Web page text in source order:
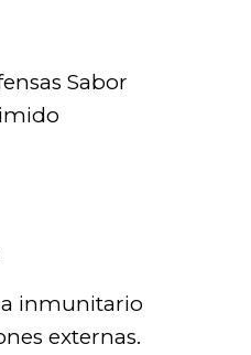
Sabor
inmunitario
externas.